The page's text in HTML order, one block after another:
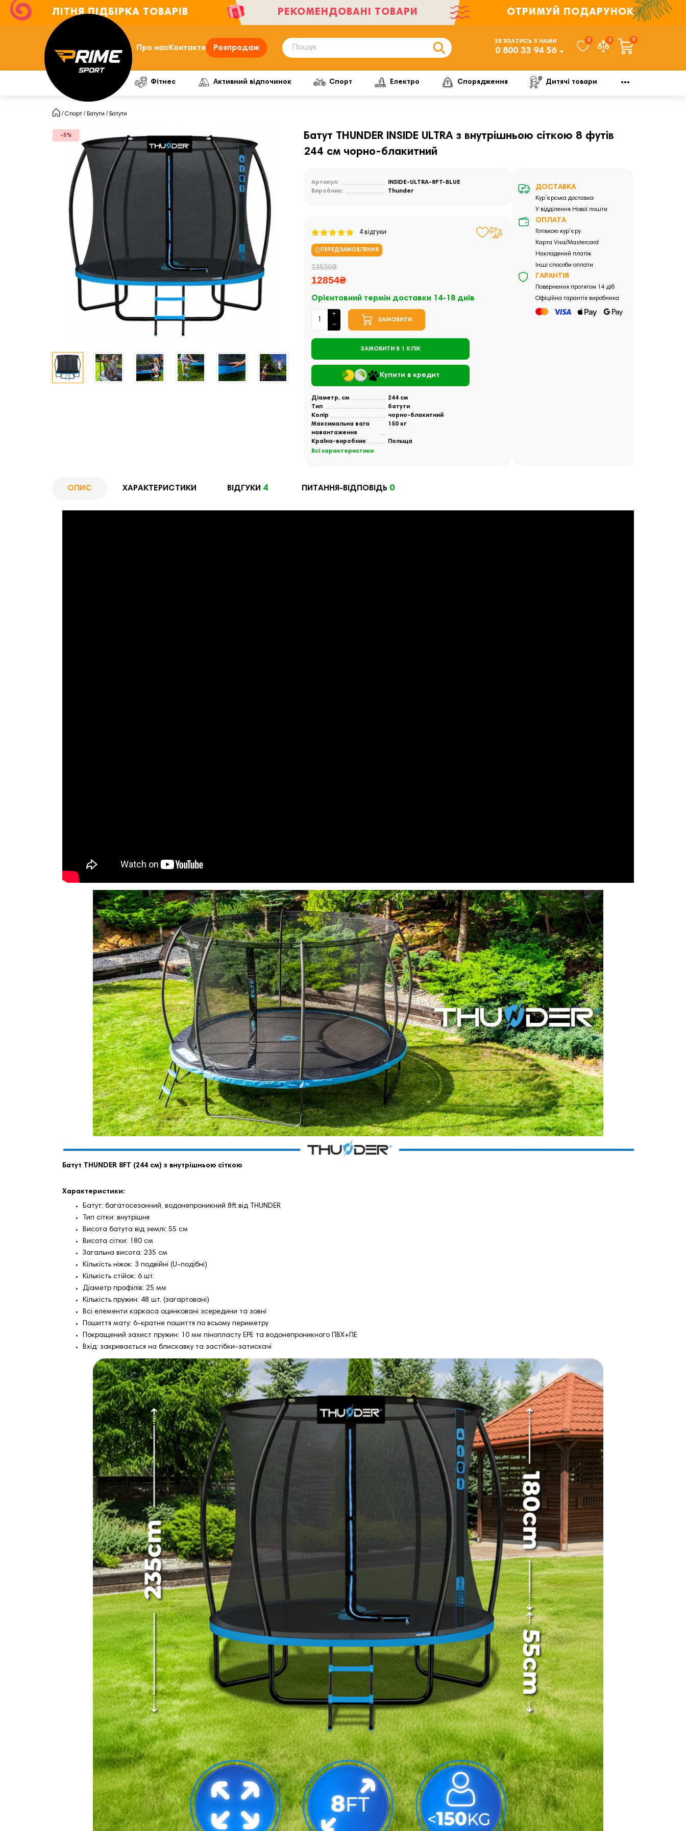
ЛІТНЯ ПІДБІРКА ТОВАРІВ РЕКОМЕНДОВАНІ ТОВАРИ ОТРИМУЙ ПОДАРУНОК
Про насКонтакти Розпродаж
ЗВ’ЯЗАТИСЬ З НАМИ
0 800 33 94 56
0 0 0
Фітнес Активний відпочинок Спорт Електро Спорядження Дитячі товари
Спорт Батути Батути
-5%
Батут THUNDER INSIDE ULTRA з внутрішньою сіткою 8 футів
244 см чорно-блакитний
Артикул:
INSIDE-ULTRA-8FT-BLUE
Виробник:
Thunder
4 відгуки
ПЕРЕДЗАМОВЛЕННЯ
13530₴
12854₴
Орієнтовний термін доставки 14-18 днів
ЗАМОВИТИ
ЗАМОВИТИ В 1 КЛІК
Купити в кредит
Діаметр, см
244 см
Тип
батути
Колір
чорно-блакитний
Максимальна вага
навантаження
150 кг
Країна-виробник
Польща
Всі характеристики
ДОСТАВКА
Кур`єрська доставка
У відділення Нової пошти
ОПЛАТА
Готівкою кур`єру
Карта Visa/Mastercard
Накладений платіж
Інші способи оплати
ГАРАНТІЯ
Повернення протягом 14 діб
Офіційна гарантія виробника
ОПИС ХАРАКТЕРИСТИКИ ВІДГУКИ 4 ПИТАННЯ-ВІДПОВІДЬ 0
Батут THUNDER 8FT (244 см) з внутрішньою сіткою
Характеристики:
Батут: багатосезонний, водонепроникний 8ft від THUNDER
Тип сітки: внутрішня
Висота батута від землі: 55 см
Висота сітки: 180 см
Загальна висота: 235 см
Кількість ніжок: 3 подвійні (U-подібні)
Кількість стійок: 6 шт.
Діаметр профілів: 25 мм
Кількість пружин: 48 шт. (загартовані)
Всі елементи каркаса оцинковані зсередини та зовні
Пошиття мату: 6-кратне пошиття по всьому периметру
Покращений захист пружин: 10 мм пінопласту EPE та водонепроникного ПВХ+ПЕ
Вхід: закривається на блискавку та застібки-затискачі